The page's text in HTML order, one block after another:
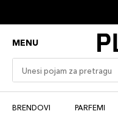
MENU
BRENDOVI PARFEMI